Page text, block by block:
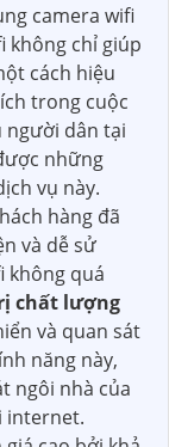
camera wifi
không chỉ giúp
cách hiệu
trong cuộc
người dân tại
những
vụ này.
hàng đã
và dễ sử
không quá
chất lượng
và quan sát
năng này,
ngôi nhà của
internet.